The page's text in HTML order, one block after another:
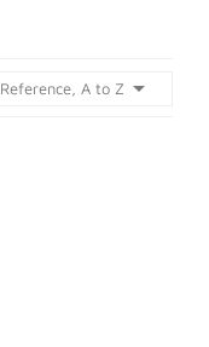
Reference, A to Z 